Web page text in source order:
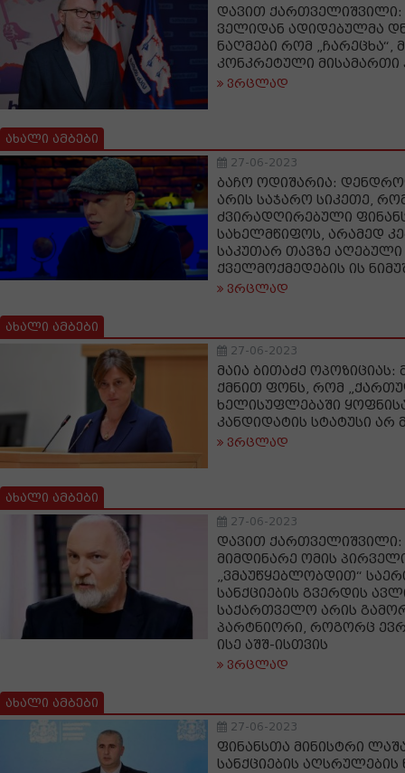
დავით ქართველიშვილი:
ველიდან ადიდებულმა
ნაღმები რომ „ჩარეცხა“,
კონკრეტული მისამართი
ვრცლად
ახალი ამბები
27-06-2023
ბაჩო ოდიშარია:
არის საჯარო სიკეთე,
ძვირადღირებული
სახელმწიფოს, არამედ
საკუთარ თავზე აღებული
ქველმოქმედების ის
ვრცლად
ახალი ამბები
27-06-2023
მაია ბითაძე
ქმნით ფონს, რომ
ხელისუფლებაში
კანდიდატის სტატუსი არ
ვრცლად
ახალი ამბები
27-06-2023
დავით ქართველიშვილი:
მიმდინარე ომის
„ვმაუწყებლობდით“
სანქციების გვერდის
საქართველო არის
პარტნიორი, როგორც
ისე აშშ-ისთვის
ვრცლად
ახალი ამბები
27-06-2023
ფინანსთა მინისტრი
სანქციების აღსრულების